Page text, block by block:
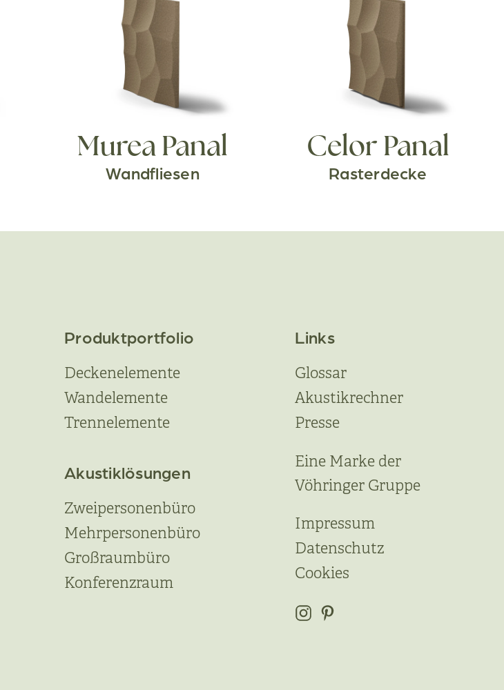
Murea Panal
Wandfliesen
Celor Panal
Rasterdecke
Produktportfolio
Deckenelemente
Wandelemente
Trennelemente
Akustiklösungen
Zweipersonenbüro
Mehrpersonenbüro
Großraumbüro
Konferenzraum
Links
Glossar
Akustikrechner
Presse
Eine Marke der
Vöhringer Gruppe
Impressum
Datenschutz
Cookies